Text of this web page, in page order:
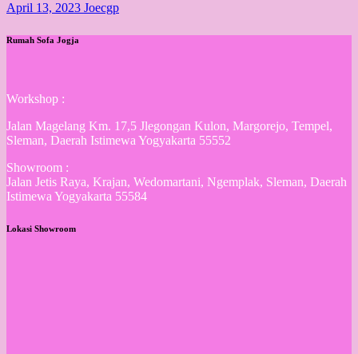
April 13, 2023 Joecgp
Rumah Sofa Jogja
Workshop :
Jalan Magelang Km. 17,5 Jlegongan Kulon, Margorejo, Tempel,
Sleman, Daerah Istimewa Yogyakarta 55552
Showroom :
Jalan Jetis Raya, Krajan, Wedomartani, Ngemplak, Sleman, Daerah
Istimewa Yogyakarta 55584
Lokasi Showroom